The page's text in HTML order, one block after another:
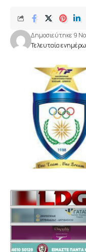
Τελευταία
Δημοσιεύτηκε 9